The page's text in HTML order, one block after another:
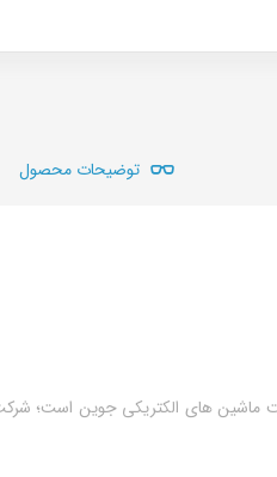
توضیحات محصول